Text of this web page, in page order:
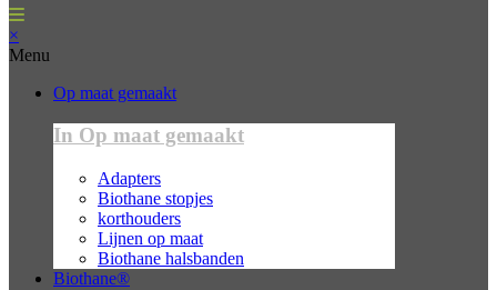
×
Menu
Op maat gemaakt
In Op maat gemaakt
Adapters
Biothane stopjes
korthouders
Lijnen op maat
Biothane halsbanden
Biothane®